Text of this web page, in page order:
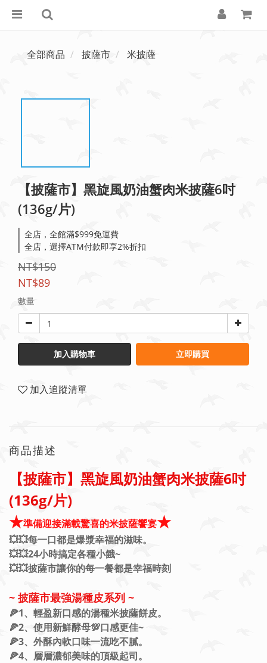
全部商品 披薩市 米披薩
【披薩市】黑旋風奶油蟹肉米披薩6吋
(136g/片)
全店，全館滿$999免運費
全店，選擇ATM付款即享2%折扣
NT$150
NT$89
數量
加入購物車 立即購買
加入追蹤清單
商品描述
【披薩市】黑旋風奶油蟹肉米披薩6吋
(136g/片)
★準備迎接滿載驚喜的米披薩饗宴★
💥💥每一口都是爆漿幸福的滋味。
💥💥24小時搞定各種小餓~
💥💥披薩市讓你的每一餐都是幸福時刻
~ 披薩市最強湯種皮系列 ~
🍕1、 輕盈新口感的湯種米披薩餅皮。
🍕2、使用新鮮酵母💯口感更佳~
🍕3、外酥內軟口味一流吃不膩。
🍕4、層層濃郁美味的頂級起司。